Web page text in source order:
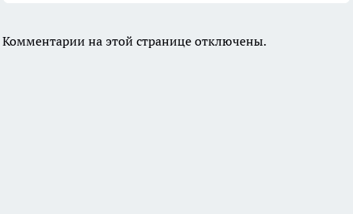
Комментарии на этой странице отключены.